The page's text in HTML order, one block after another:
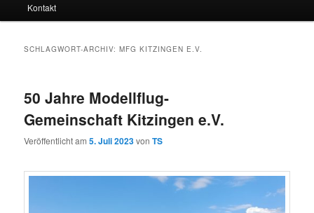
Kontakt
SCHLAGWORT-ARCHIV:MFG KITZINGEN E.V.
50 Jahre Modellflug-
Gemeinschaft Kitzingen e.V.
Veröffentlicht am5. Juli 2023vonTS